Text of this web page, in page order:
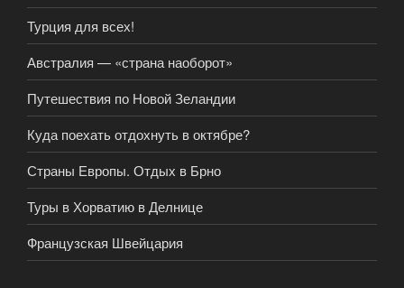
Турция для всех!
Австралия — «страна наоборот»
Путешествия по Новой Зеландии
Куда поехать отдохнуть в октябре?
Страны Европы. Отдых в Брно
Туры в Хорватию в Делнице
Французская Швейцария